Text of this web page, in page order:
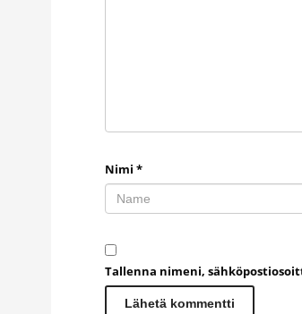
Nimi *
Tallenna nimeni,